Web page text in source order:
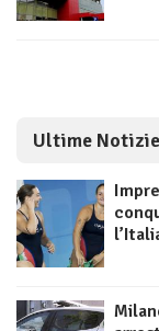
Ultime Notizie